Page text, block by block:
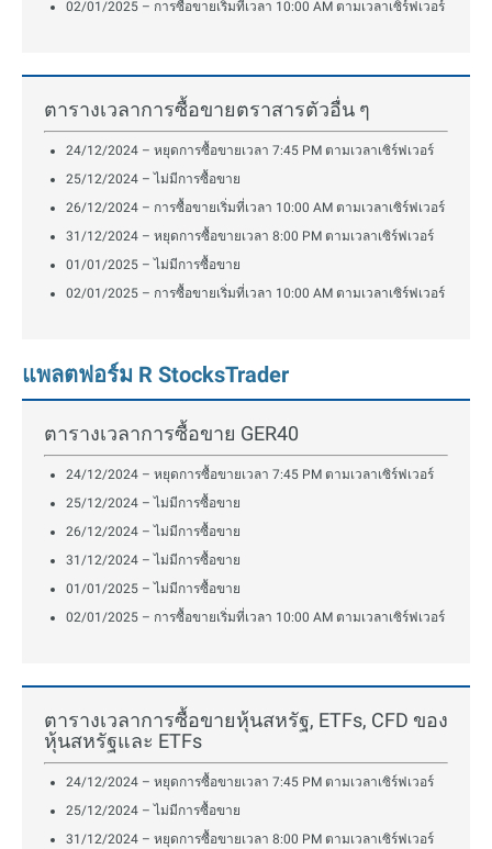
02/01/2025 – การซื้อขายเริ่มที่เวลา 10:00 AM ตามเวลาเซิร์ฟเวอร์
ตารางเวลาการซื้อขายตราสารตัวอื่น ๆ
24/12/2024 – หยุดการซื้อขายเวลา 7:45 PM ตามเวลาเซิร์ฟเวอร์
25/12/2024 – ไม่มีการซื้อขาย
26/12/2024 – การซื้อขายเริ่มที่เวลา 10:00 AM ตามเวลาเซิร์ฟเวอร์
31/12/2024 – หยุดการซื้อขายเวลา 8:00 PM ตามเวลาเซิร์ฟเวอร์
01/01/2025 – ไม่มีการซื้อขาย
02/01/2025 – การซื้อขายเริ่มที่เวลา 10:00 AM ตามเวลาเซิร์ฟเวอร์
แพลตฟอร์ม R StocksTrader
ตารางเวลาการซื้อขาย GER40
24/12/2024 – หยุดการซื้อขายเวลา 7:45 PM ตามเวลาเซิร์ฟเวอร์
25/12/2024 – ไม่มีการซื้อขาย
26/12/2024 – ไม่มีการซื้อขาย
31/12/2024 – ไม่มีการซื้อขาย
01/01/2025 – ไม่มีการซื้อขาย
02/01/2025 – การซื้อขายเริ่มที่เวลา 10:00 AM ตามเวลาเซิร์ฟเวอร์
ตารางเวลาการซื้อขายหุ้นสหรัฐ, ETFs, CFD ของ
หุ้นสหรัฐและ ETFs
24/12/2024 – หยุดการซื้อขายเวลา 7:45 PM ตามเวลาเซิร์ฟเวอร์
25/12/2024 – ไม่มีการซื้อขาย
31/12/2024 – หยุดการซื้อขายเวลา 8:00 PM ตามเวลาเซิร์ฟเวอร์